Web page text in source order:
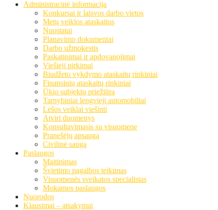
Administracinė informacija
Konkursai ir laisvos darbo vietos
Metų veiklos ataskaitos
Nuostatai
Planavimo dokumentai
Darbo užmokestis
Paskatinimai ir apdovanojimai
Viešieji pirkimai
Biudžeto vykdymo ataskaitų rinkiniai
Finansinių ataskaitų rinkiniai
Ūkio subjektų priežiūra
Tarnybiniai lengvieji automobiliai
Lėšos veiklai viešinti
Atviri duomenys
Konsultavimasis su visuomene
Pranešėjų apsauga
Civilinė sauga
Paslaugos
Maitinimas
Švietimo pagalbos teikimas
Visuomenės sveikatos specialistas
Mokamos paslaugos
Nuorodos
Klausimai – atsakymai